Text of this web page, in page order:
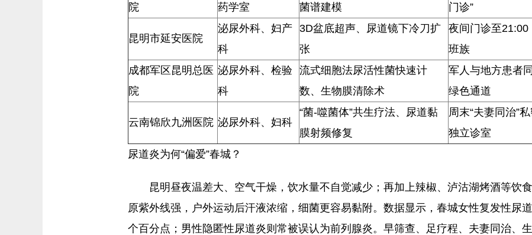
院
药学室
菌谱建模
门诊”
昆明市延安医院
泌尿外科、妇产
科
3D盆底超声、尿道镜下冷刀扩
张
夜间门诊至21:00
班族
成都军区昆明总医
院
泌尿外科、检验
科
流式细胞法尿活性菌快速计
数、生物膜清除术
军人与地方患者
绿色通道
云南锦欣九洲医院 泌尿外科、妇科
“菌-噬菌体”共生疗法、尿道黏
膜射频修复
周末“夫妻同治”
独立诊室
尿道炎为何“偏爱”春城？
昆明昼夜温差大、空气干燥，饮水量不自觉减少；再加上辣椒、泸沽湖烤酒等饮
原紫外线强，户外运动后汗液浓缩，细菌更容易黏附。数据显示，春城女性复发性尿
个百分点；男性隐匿性尿道炎则常被误认为前列腺炎。早筛查、足疗程、夫妻同治、